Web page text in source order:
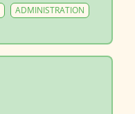
ADMINISTRATION